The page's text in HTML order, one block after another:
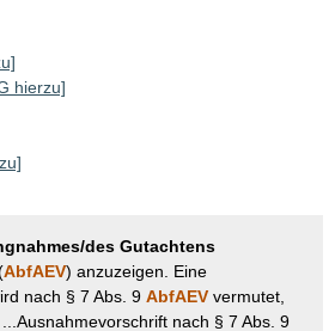
hierzu]
des Gutachtens
AbfAEV) anzuzeigen. Eine
nach § 7 Abs. 9 AbfAEV vermutet,
nach § 7 Abs. 9